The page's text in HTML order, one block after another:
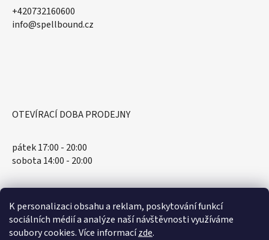
K personalizaci obsahu a reklam, poskytování funkcí
sociálních médií a analýze naší návštěvnosti využíváme
soubory cookies. Více informacízde.
+420732160600
​info@spellbound.cz
OTEVÍRACÍ DOBA PRODEJNY
pátek 17:00 - 20:00
sobota 14:00 - 20:00